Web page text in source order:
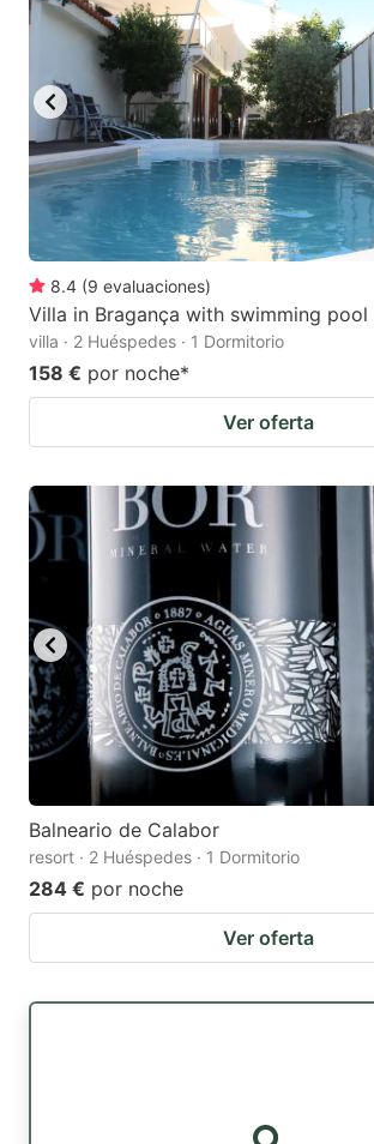
8.4 (9 evaluaciones)
Villa in Bragança with swimming pool
villa · 2 Huéspedes · 1 Dormitorio
158 € por noche*
Ver oferta
Balneario de Calabor
resort · 2 Huéspedes · 1 Dormitorio
284 € por noche
Ver oferta